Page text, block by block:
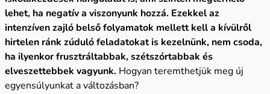
lehet, ha negatív a viszonyunk hozzá. Ezekkel az
intenzíven zajló belső folyamatok mellett kell a kívülről
hirtelen ránk zúduló feladatokat is kezelnünk, nem csoda,
ha ilyenkor frusztráltabbak, szétszórtabbak és
elveszettebbek vagyunk. Hogyan teremthetjük meg új
egyensúlyunkat a változásban?